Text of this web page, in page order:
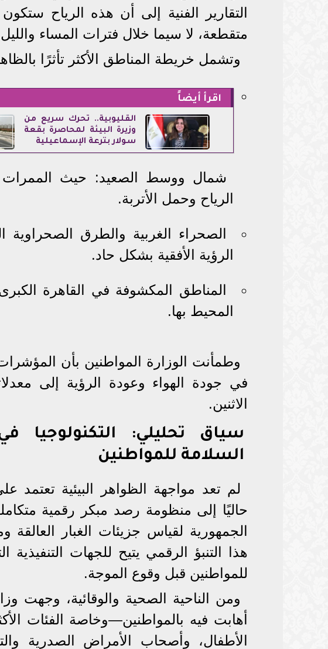
التقارير الفنية إلى أن هذه الرياح
متقطعة، لا سيما خلال فترات المساء
وتشمل خريطة المناطق الأكثر تأثرًا
اقرأ أيضاً
القليوبية.. تحرك سريع من
وزيرة البيئة لمحاصرة بقعة
سولار بترعة الإسماعيلية
شمال ووسط الصعيد: حيث الممرات
الرياح وحمل الأتربة.
الصحراء الغربية والطرق
الرؤية الأفقية بشكل حاد.
المناطق المكشوفة في القاهرة
المحيط بها.
وطمأنت الوزارة المواطنين بأن
في جودة الهواء وعودة الرؤية إلى
الاثنين.
سياق تحليلي: التكنولوجيا
السلامة للمواطنين
لم تعد مواجهة الظواهر البيئية تعتمد
حاليًا إلى منظومة رصد مبكر رقمية
الجمهورية لقياس جزيئات الغبار
هذا التنبؤ الرقمي يتيح للجهات التنفيذية
للمواطنين قبل وقوع الموجة.
ومن الناحية الصحية والوقائية، وجهت
أهابت فيه بالمواطنين—وخاصة الفئات
الأطفال، وأصحاب الأمراض الصدرية